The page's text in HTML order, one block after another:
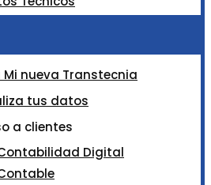
Mi nueva Transtecnia
tus datos
a clientes
Digital